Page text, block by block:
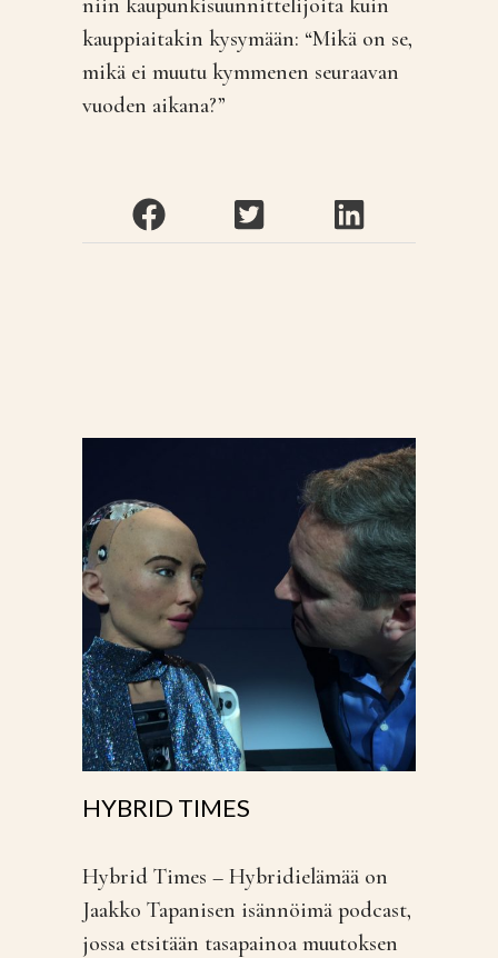
niin kaupunkisuunnittelijoita kuin
kauppiaitakin kysymään: “Mikä on se,
mikä ei muutu kymmenen seuraavan
vuoden aikana?”
HYBRID TIMES
Hybrid Times – Hybridielämää on
Jaakko Tapanisen isännöimä podcast,
jossa etsitään tasapainoa muutoksen